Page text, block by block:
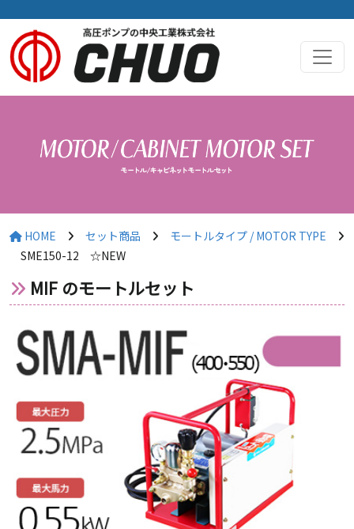
HOME セット商品
モートルタイプ / MOTOR TYPE
SME150-12 ☆NEW
MIF のモートルセット